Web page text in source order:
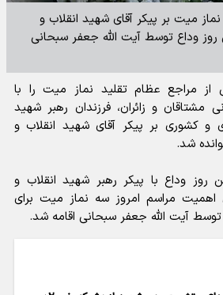
میت بر پیکر آقای شهید انقلاب و
روز وداع توسط آیت الله جعفر سبحانی
از مراجع عظام تقلید نماز میت را با
و زائران، فرزندان رهبر شهید
و کشوری بر پیکر آقای شهید انقلاب و
شد.
روز وداع با پیکر رهبر شهید انقلاب و
اهمیت مراسم امروز سه نماز میت برای
آیت الله جعفر سبحانی اقامه شد.